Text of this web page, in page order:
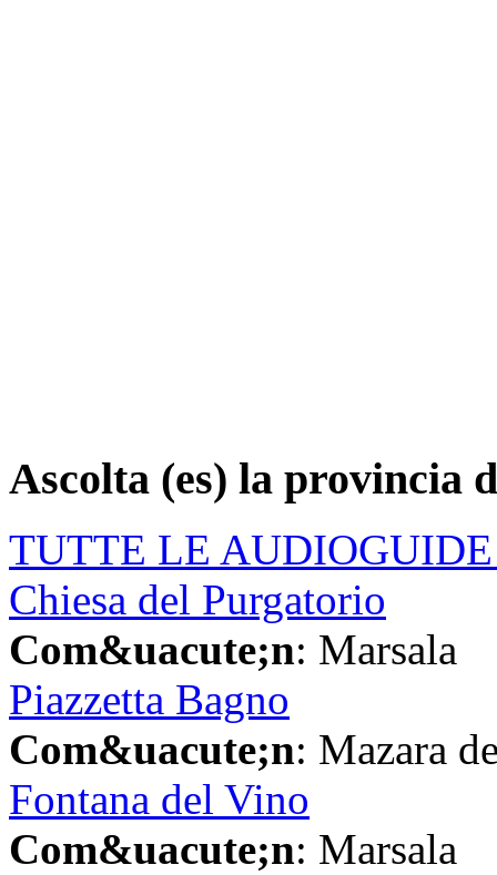
Ascolta (es) la provincia
TUTTE LE AUDIOGUIDE
Chiesa del Purgatorio
Com&uacute;n: Marsala
Piazzetta Bagno
Com&uacute;n: Mazara
Fontana del Vino
Com&uacute;n: Marsala